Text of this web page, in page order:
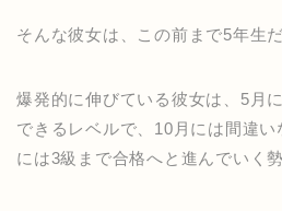
そんな彼女は、この前まで5年生
爆発的に伸びている彼女は、5月
できるレベルで、10月には間違
には3級まで合格へと進んでいく